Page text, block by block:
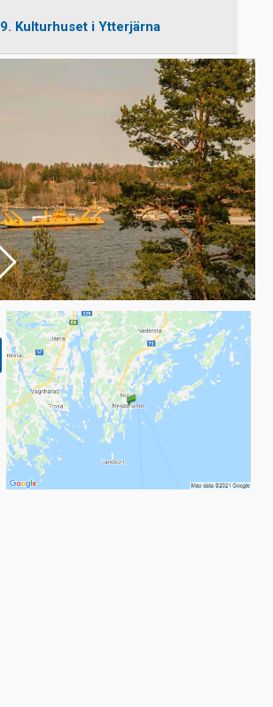
9. Kulturhuset i Ytterjärna